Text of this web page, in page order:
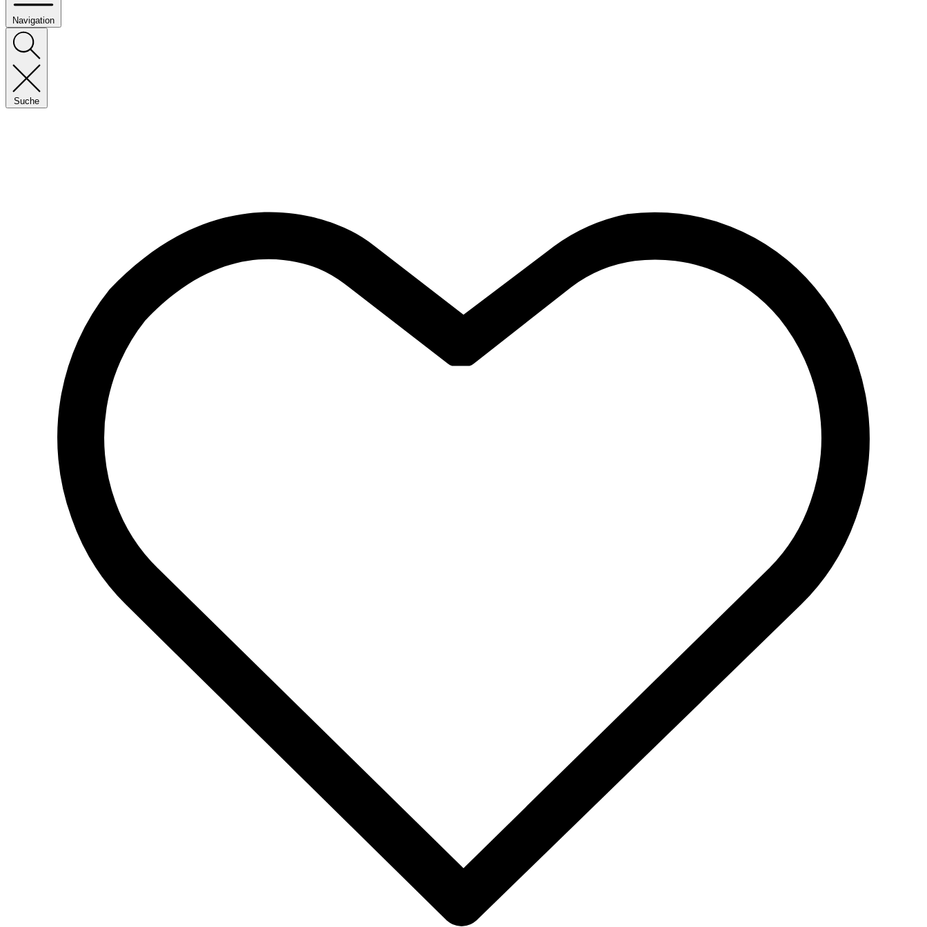
Navigation
Suche